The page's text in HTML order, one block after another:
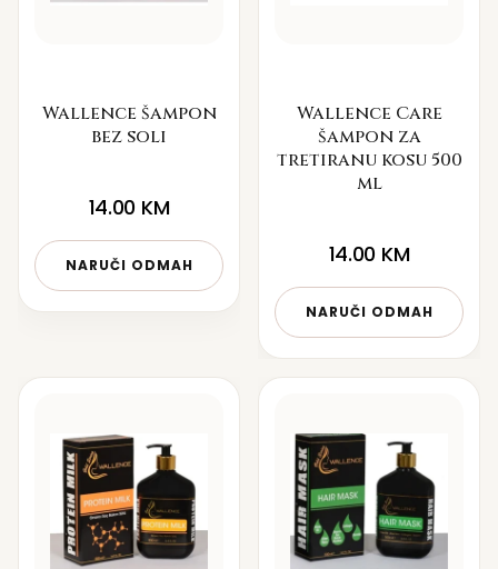
Wallence šampon
bez soli
14.00 KM
NARUČI ODMAH
Wallence Care
šampon za
tretiranu kosu 500
ml
14.00 KM
NARUČI ODMAH